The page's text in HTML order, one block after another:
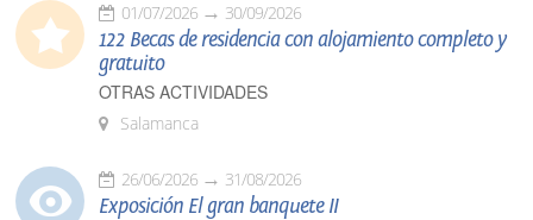
01/07/2026 30/09/2026
122 Becas de residencia con alojamiento completo y
gratuito
OTRAS ACTIVIDADES
Salamanca
26/06/2026 31/08/2026
Exposición El gran banquete II